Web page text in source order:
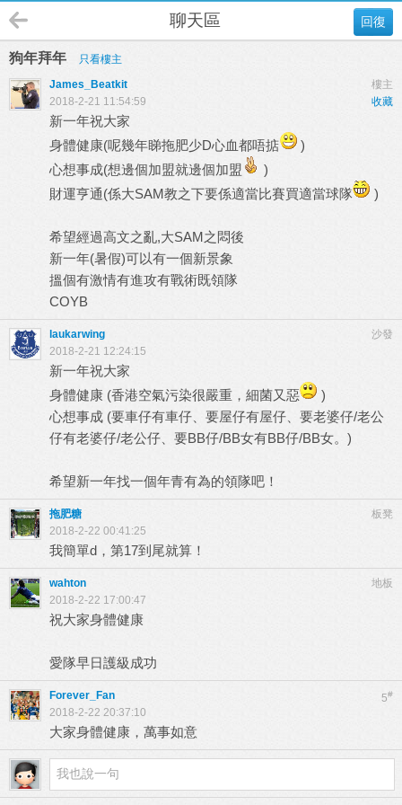
回復
聊天區
狗年拜年
只看樓主
樓主
James_Beatkit
收藏
2018-2-21 11:54:59
新一年祝大家
身體健康(呢幾年睇拖肥少D心血都唔掂
)
心想事成(想邊個加盟就邊個加盟
)
財運亨通(係大SAM教之下要係適當比賽買適當球隊
)
希望經過高文之亂,大SAM之悶後
新一年(暑假)可以有一個新景象
搵個有激情有進攻有戰術既領隊
COYB
沙發
laukarwing
2018-2-21 12:24:15
新一年祝大家
身體健康 (香港空氣污染很嚴重，細菌又惡
)
心想事成 (要車仔有車仔、要屋仔有屋仔、要老婆仔/老公
仔有老婆仔/老公仔、要BB仔/BB女有BB仔/BB女。)
希望新一年找一個年青有為的領隊吧！
板凳
拖肥糖
2018-2-22 00:41:25
我簡單d，第17到尾就算！
地板
wahton
2018-2-22 17:00:47
祝大家身體健康
愛隊早日護級成功
5#
Forever_Fan
2018-2-22 20:37:10
大家身體健康，萬事如意